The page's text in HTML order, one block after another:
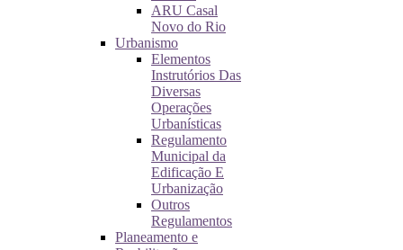
ARU Casal
Novo do Rio
Urbanismo
Elementos
Instrutórios Das
Diversas
Operações
Urbanísticas
Regulamento
Municipal da
Edificação E
Urbanização
Outros
Regulamentos
Planeamento e